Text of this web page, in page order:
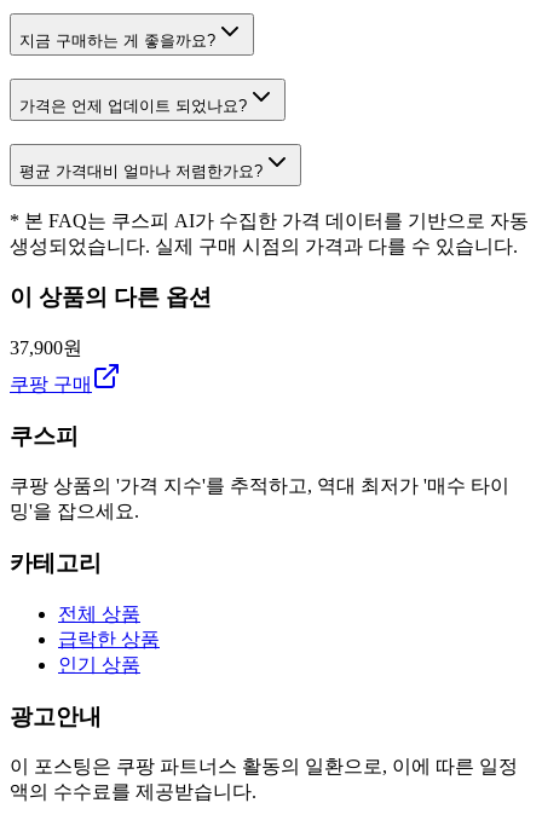
지금 구매하는 게 좋을까요?
가격은 언제 업데이트 되었나요?
평균 가격대비 얼마나 저렴한가요?
* 본 FAQ는 쿠스피 AI가 수집한 가격 데이터를 기반으로 자동
생성되었습니다. 실제 구매 시점의 가격과 다를 수 있습니다.
이 상품의 다른 옵션
37,900원
쿠팡 구매
쿠스피
쿠팡 상품의 '가격 지수'를 추적하고, 역대 최저가 '매수 타이
밍'을 잡으세요.
카테고리
전체 상품
급락한 상품
인기 상품
광고안내
이 포스팅은 쿠팡 파트너스 활동의 일환으로, 이에 따른 일정
액의 수수료를 제공받습니다.